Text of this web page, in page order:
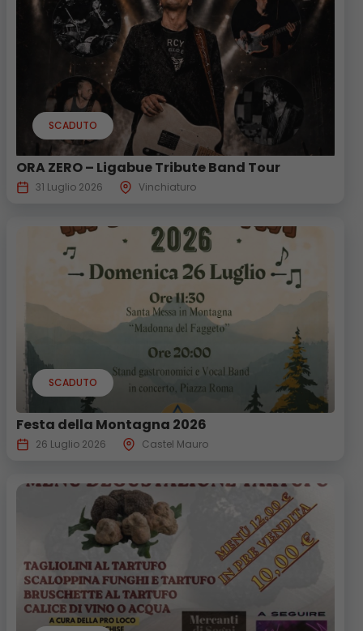
SCADUTO
ORA ZERO – Ligabue Tribute Band Tour
31 Luglio 2026 Vinchiaturo
SCADUTO
Festa della Montagna 2026
26 Luglio 2026 Castel Mauro